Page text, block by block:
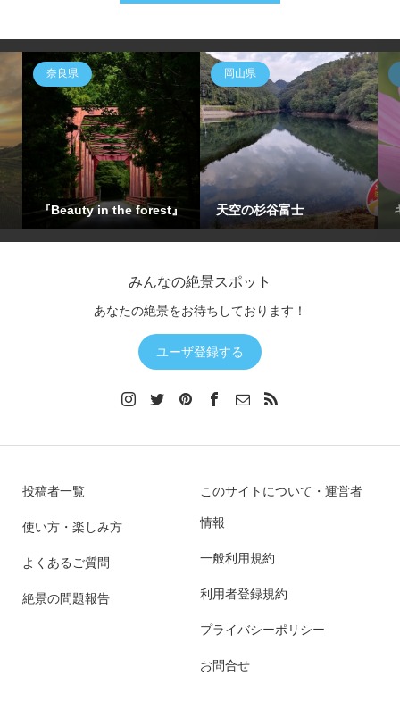
奈良県
『Beauty in the forest』
岡山県
天空の杉谷富士
みんなの絶景スポット
あなたの絶景をお待ちしております！
ユーザ登録する
投稿者一覧
使い方・楽しみ方
よくあるご質問
絶景の問題報告
このサイトについて・運営者
情報
一般利用規約
利用者登録規約
プライバシーポリシー
お問合せ